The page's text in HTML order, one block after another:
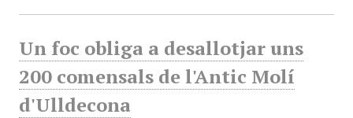
Un foc obliga a desallotjar uns
200 comensals de l'Antic Molí
d'Ulldecona